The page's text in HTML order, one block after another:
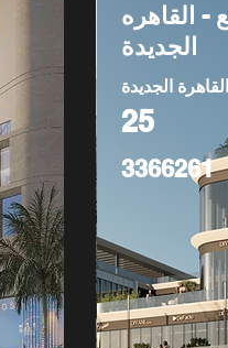
- القاهره
الجديدة
القاهرة الجديدة
25
3366261